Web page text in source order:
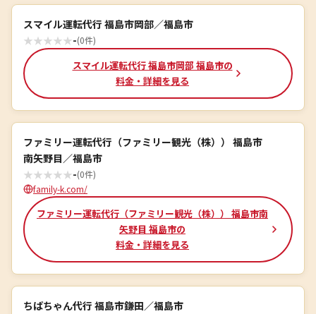
スマイル運転代行 福島市岡部／福島市
★★★★★-(0件)
スマイル運転代行 福島市岡部 福島市の
料金・詳細を見る
ファミリー運転代行（ファミリー観光（株）） 福島市
南矢野目／福島市
★★★★★-(0件)
family-k.com/
ファミリー運転代行（ファミリー観光（株）） 福島市南
矢野目 福島市の
料金・詳細を見る
ちばちゃん代行 福島市鎌田／福島市